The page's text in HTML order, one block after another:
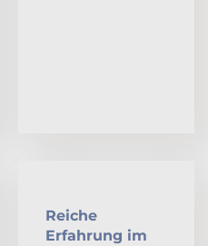
Reiche
Erfahrung im